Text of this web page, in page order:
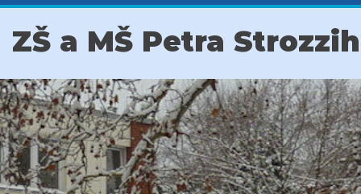
ZŠ a MŠ Petra